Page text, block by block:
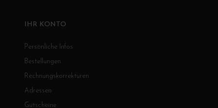
IHR KONTO
Persönliche Infos
Bestellungen
Rechnungskorrekturen
Adressen
Gutscheine